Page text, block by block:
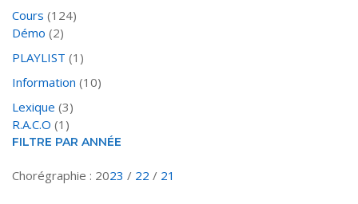
Cours (124)
Démo (2)
PLAYLIST (1)
Information (10)
Lexique (3)
R.A.C.O (1)
FILTRE PAR ANNÉE
Chorégraphie : 2023 / 22 / 21